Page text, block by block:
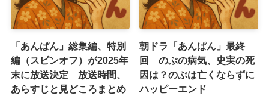
「あんぱん」総集編、特別
編（スピンオフ）が2025年
末に放送決定 放送時間、
あらすじと見どころまとめ
朝ドラ「あんぱん」最終
回 のぶの病気、史実の死
因は？のぶは亡くならずに
ハッピーエンド